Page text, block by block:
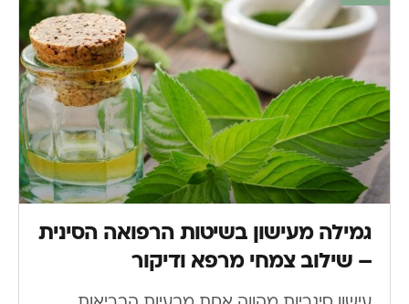
גמילה מעישון בשיטות הרפואה הסינית
– שילוב צמחי מרפא ודיקור